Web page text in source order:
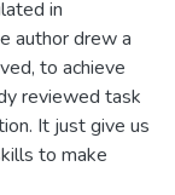
in
author drew a
to achieve
reviewed task
It just give us
to make